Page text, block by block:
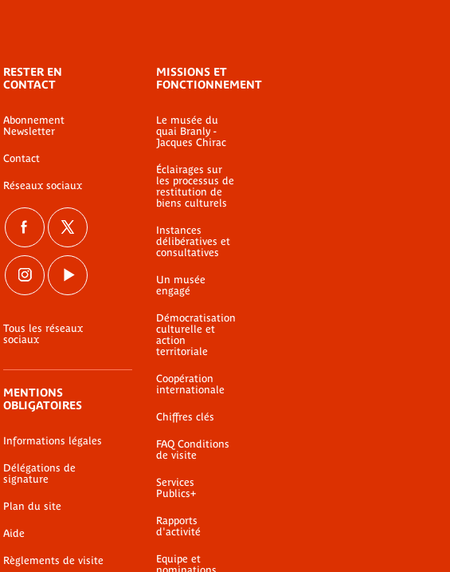
RESTER EN
CONTACT
Abonnement
Newsletter
Contact
Réseaux sociaux
Tous les réseaux
sociaux
MENTIONS
OBLIGATOIRES
Informations légales
Délégations de
signature
Plan du site
Aide
Règlements de visite
MISSIONS ET
FONCTIONNEMENT
Le musée du
quai Branly -
Jacques Chirac
Éclairages sur
les processus de
restitution de
biens culturels
Instances
délibératives et
consultatives
Un musée
engagé
Démocratisation
culturelle et
action
territoriale
Coopération
internationale
Chiffres clés
FAQ Conditions
de visite
Services
Publics+
Rapports
d'activité
Equipe et